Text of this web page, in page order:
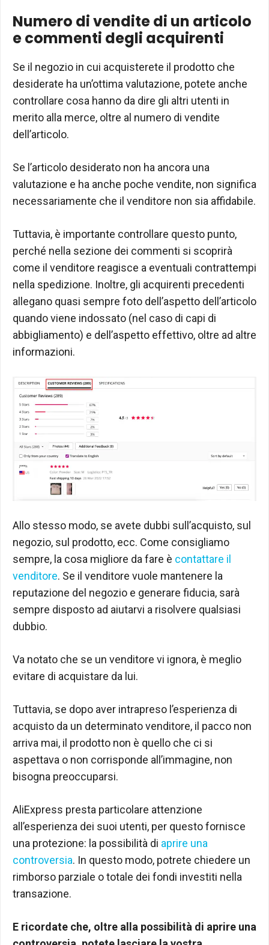
Numero di vendite di un articolo
e commenti degli acquirenti
Se il negozio in cui acquisterete il prodotto che
desiderate ha un’ottima valutazione, potete anche
controllare cosa hanno da dire gli altri utenti in
merito alla merce, oltre al numero di vendite
dell’articolo.
Se l’articolo desiderato non ha ancora una
valutazione e ha anche poche vendite, non significa
necessariamente che il venditore non sia affidabile.
Tuttavia, è importante controllare questo punto,
perché nella sezione dei commenti si scoprirà
come il venditore reagisce a eventuali contrattempi
nella spedizione. Inoltre, gli acquirenti precedenti
allegano quasi sempre foto dell’aspetto dell’articolo
quando viene indossato (nel caso di capi di
abbigliamento) e dell’aspetto effettivo, oltre ad altre
informazioni.
Allo stesso modo, se avete dubbi sull’acquisto, sul
negozio, sul prodotto, ecc. Come consigliamo
sempre, la cosa migliore da fare è contattare il
venditore. Se il venditore vuole mantenere la
reputazione del negozio e generare fiducia, sarà
sempre disposto ad aiutarvi a risolvere qualsiasi
dubbio.
Va notato che se un venditore vi ignora, è meglio
evitare di acquistare da lui.
Tuttavia, se dopo aver intrapreso l’esperienza di
acquisto da un determinato venditore, il pacco non
arriva mai, il prodotto non è quello che ci si
aspettava o non corrisponde all’immagine, non
bisogna preoccuparsi.
AliExpress presta particolare attenzione
all’esperienza dei suoi utenti, per questo fornisce
una protezione: la possibilità di aprire una
controversia. In questo modo, potrete chiedere un
rimborso parziale o totale dei fondi investiti nella
transazione.
E ricordate che, oltre alla possibilità di aprire una